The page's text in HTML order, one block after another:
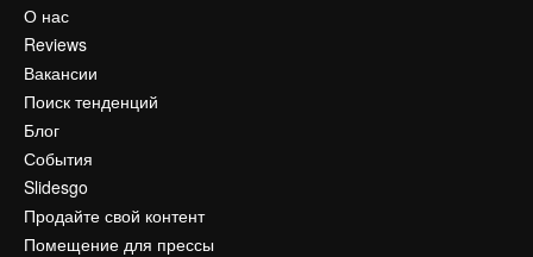
О нас
Reviews
Вакансии
Поиск тенденций
Блог
События
Slidesgo
Продайте свой контент
Помещение для прессы